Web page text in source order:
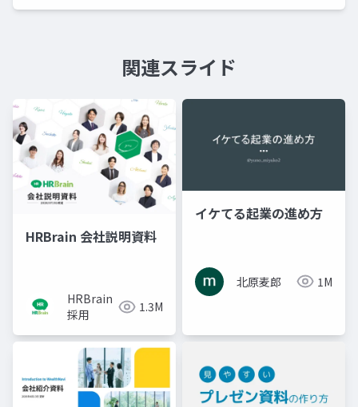
関連スライド
HRBrain 会社説明資料
HRBrain
採用
1.3M
イケてる起業の進め方
北原麦郎 1M